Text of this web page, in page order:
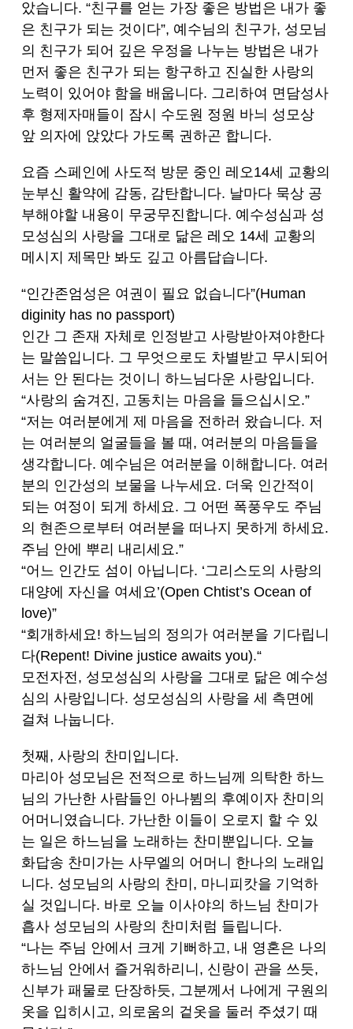
았습니다. “친구를 얻는 가장 좋은 방법은 내가 좋
은 친구가 되는 것이다”, 예수님의 친구가, 성모님
의 친구가 되어 깊은 우정을 나누는 방법은 내가
먼저 좋은 친구가 되는 항구하고 진실한 사랑의
노력이 있어야 함을 배웁니다. 그리하여 면담성사
후 형제자매들이 잠시 수도원 정원 바늬 성모상
앞 의자에 앉았다 가도록 권하곤 합니다.
요즘 스페인에 사도적 방문 중인 레오14세 교황의
눈부신 활약에 감동, 감탄합니다. 날마다 묵상 공
부해야할 내용이 무궁무진합니다. 예수성심과 성
모성심의 사랑을 그대로 닮은 레오 14세 교황의
메시지 제목만 봐도 깊고 아름답습니다.
“인간존엄성은 여권이 필요 없습니다”(Human
diginity has no passport)
인간 그 존재 자체로 인정받고 사랑받아져야한다
는 말씀입니다. 그 무엇으로도 차별받고 무시되어
서는 안 된다는 것이니 하느님다운 사랑입니다.
“사랑의 숨겨진, 고동치는 마음을 들으십시오.”
“저는 여러분에게 제 마음을 전하러 왔습니다. 저
는 여러분의 얼굴들을 볼 때, 여러분의 마음들을
생각합니다. 예수님은 여러분을 이해합니다. 여러
분의 인간성의 보물을 나누세요. 더욱 인간적이
되는 여정이 되게 하세요. 그 어떤 폭풍우도 주님
의 현존으로부터 여러분을 떠나지 못하게 하세요.
주님 안에 뿌리 내리세요.”
“어느 인간도 섬이 아닙니다. ‘그리스도의 사랑의
대양에 자신을 여세요’(Open Chtist’s Ocean of
love)”
“회개하세요! 하느님의 정의가 여러분을 기다립니
다(Repent! Divine justice awaits you).“
모전자전, 성모성심의 사랑을 그대로 닮은 예수성
심의 사랑입니다. 성모성심의 사랑을 세 측면에
걸쳐 나눕니다.
첫째, 사랑의 찬미입니다.
마리아 성모님은 전적으로 하느님께 의탁한 하느
님의 가난한 사람들인 아나뷤의 후예이자 찬미의
어머니였습니다. 가난한 이들이 오로지 할 수 있
는 일은 하느님을 노래하는 찬미뿐입니다. 오늘
화답송 찬미가는 사무엘의 어머니 한나의 노래입
니다. 성모님의 사랑의 찬미, 마니피캇을 기억하
실 것입니다. 바로 오늘 이사야의 하느님 찬미가
흡사 성모님의 사랑의 찬미처럼 들립니다.
“나는 주님 안에서 크게 기뻐하고, 내 영혼은 나의
하느님 안에서 즐거워하리니, 신랑이 관을 쓰듯,
신부가 패물로 단장하듯, 그분께서 나에게 구원의
옷을 입히시고, 의로움의 겉옷을 둘러 주셨기 때